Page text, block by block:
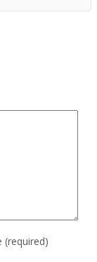
(required)